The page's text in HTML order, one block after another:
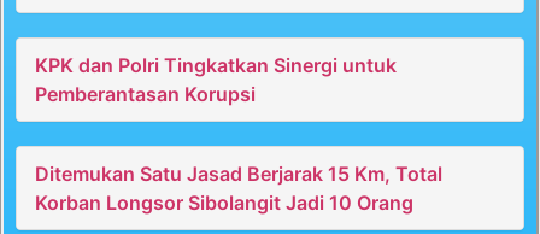
KPK dan Polri Tingkatkan Sinergi untuk
Pemberantasan Korupsi
Ditemukan Satu Jasad Berjarak 15 Km, Total
Korban Longsor Sibolangit Jadi 10 Orang